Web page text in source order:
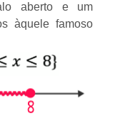
aberto e um
àquele famoso